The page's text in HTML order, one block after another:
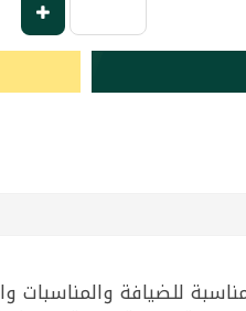
للضيافة والمناسبات